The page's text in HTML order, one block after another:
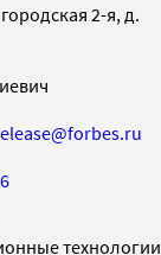
2-я, д.
технологии